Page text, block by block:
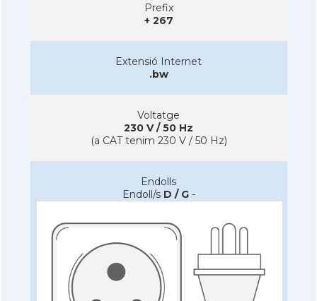
Prefix
+ 267
Extensió Internet
.bw
Voltatge
230 V / 50 Hz
(a CAT tenim 230 V / 50 Hz)
Endolls
Endoll/s D / G-